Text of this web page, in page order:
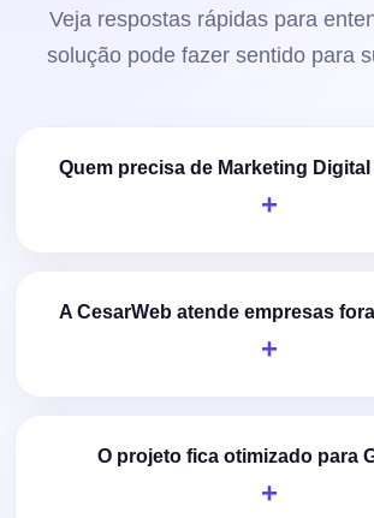
Veja respostas rápidas para
solução pode fazer sentido para
Quem precisa de Marketing
A CesarWeb atende empresas
O projeto fica otimizado para